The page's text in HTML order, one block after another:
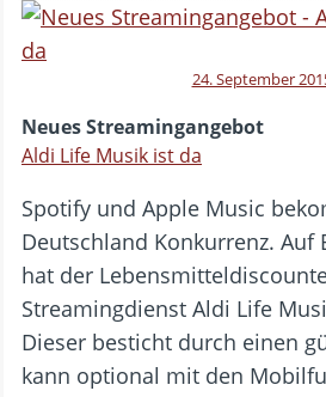
24. September
Neues Streamingangebot
Aldi Life Musik ist da
Spotify und Apple Music
Deutschland Konkurrenz. Auf
hat der
Streamingdienst Aldi Life
Dieser besticht durch einen
kann optional mit den